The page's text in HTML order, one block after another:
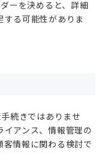
ーを決めると、詳細
る可能性がありま
続きではありませ
アンス、情報管理の
情報に関わる検討で